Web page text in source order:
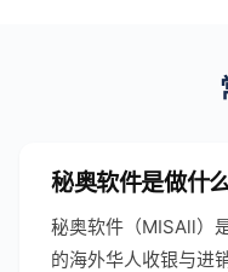
秘奥软件是做什
秘奥软件（MISAll）
的海外华人收银与进